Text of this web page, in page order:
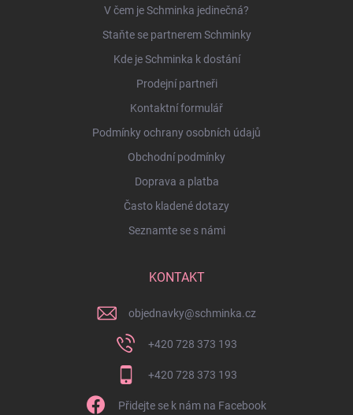
V čem je Schminka jedinečná?
Staňte se partnerem Schminky
Kde je Schminka k dostání
Prodejní partneři
Kontaktní formulář
Podmínky ochrany osobních údajů
Obchodní podmínky
Doprava a platba
Často kladené dotazy
Seznamte se s námi
KONTAKT
objednavky@schminka.cz
+420 728 373 193
+420 728 373 193
Přidejte se k nám na Facebook